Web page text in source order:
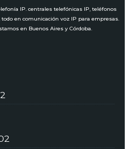
IP. centrales telefónicas IP, teléfonos
todo en comunicación voz IP para empresas.
en Buenos Aires y Córdoba.